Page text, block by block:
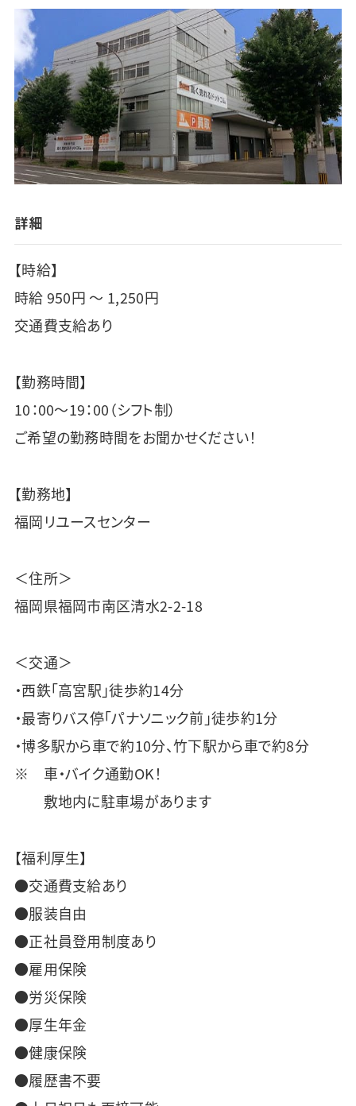
詳細
【時給】
時給 950円 ～ 1,250円
交通費支給あり
【勤務時間】
10：00～19：00（シフト制）
ご希望の勤務時間をお聞かせください！
【勤務地】
福岡リユースセンター
＜住所＞
福岡県福岡市南区清水2-2-18
＜交通＞
・西鉄「高宮駅」徒歩約14分
・最寄りバス停「パナソニック前」徒歩約1分
・博多駅から車で約10分、竹下駅から車で約8分
※ 車・バイク通勤OK！
敷地内に駐車場があります
【福利厚生】
●交通費支給あり
●服装自由
●正社員登用制度あり
●雇用保険
●労災保険
●厚生年金
●健康保険
●履歴書不要